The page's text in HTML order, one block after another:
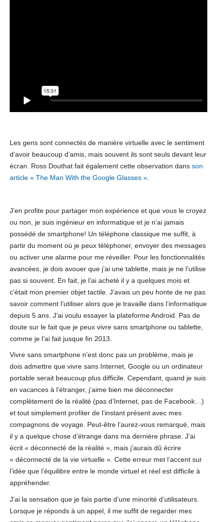
Les gens sont connectés de manière virtuelle avec le sentiment
d’avoir beaucoup d’amis, mais souvent ils sont seuls devant leur
écran. Ross Douthat fait également cette observation dans son
article « The Man With the Google Glasses »
J’en profite pour partager mon expérience et que vous le croyez
ou non, je suis ingénieur en informatique et je n’ai jamais
possédé de smartphone! Un téléphone classique me suffit, à
partir du moment où je peux téléphoner, envoyer des messages
ou activer une alarme pour me réveiller. Pour les fonctionnalités
avancées, je dois avouer que j’ai une tablette, mais je ne l’utilise
pas si souvent. En fait, je l’ai acheté il y a quelques mois et
c’était mon premier objet tactile. J’avais un peu honte de ne pas
savoir comment l’utiliser alors que je travaille dans l’informatique
depuis 5 ans. J’ai voulu essayer la plateforme Android. Pas de
doute sur le fait que je peux vivre sans smartphone ou tablette,
comme je l’ai fait jusque fin 2013.
Vivre sans smartphone n’est donc pas un problème, mais je
dois admettre que vivre sans Internet, Google ou un ordinateur
portable serait beaucoup plus difficile. Cependant, quand je suis
en vacances à l’étranger, j’aime bien me déconnecter
complètement de la réalité (pas d’Internet, pas de Facebook…)
et tout simplement profiter de l’instant présent avec mes
compagnons de voyage. Peut-être l’aurez-vous remarqué, mais
il y a quelque chose d’étrange dans ma dernière phrase. J’ai
écrit « déconnecté de la réalité », mais j’aurais dû écrire
« déconnecté de la vie virtuelle ». Cette erreur met l’accent sur
l’idée que l’équilibre entre le monde virtuel et réel est difficile à
appréhender.
J’ai la sensation que je fais partie d’une minorité d’utilisateurs.
Lorsque je réponds à un appel, il me suffit de regarder mes